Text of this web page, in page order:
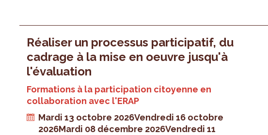
Réaliser un processus participatif, du
cadrage à la mise en oeuvre jusqu'à
l'évaluation
Formations à la participation citoyenne en
collaboration avec l'ERAP
Mardi 13 octobre 2026Vendredi 16 octobre
2026Mardi 08 décembre 2026Vendredi 11